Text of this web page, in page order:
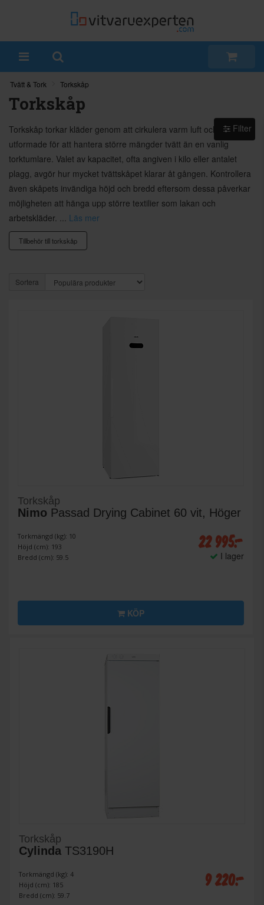
Tvätt & Tork Torkskåp
Torkskåp
Torkskåp torkar kläder genom att cirkulera varm luft och är
utformade för att hantera större mängder tvätt än en vanlig
torktumlare. Valet av kapacitet, ofta angiven i kilo eller antalet
plagg, avgör hur mycket tvättskåpet klarar åt gången. Kontrollera
även skåpets invändiga höjd och bredd eftersom dessa påverkar
möjligheten att hänga upp större textilier som lakan och
arbetskläder. ... Läs mer
Tillbehör till torkskåp
Sortera
Torkskåp
Nimo Passad Drying Cabinet 60 vit, Höger
Torkmängd (kg): 10
Höjd (cm): 193
Bredd (cm): 59.5
22 995:-
I lager
KÖP
Torkskåp
Cylinda TS3190H
Torkmängd (kg): 4
Höjd (cm): 185
Bredd (cm): 59.7
9 220:-
Filter